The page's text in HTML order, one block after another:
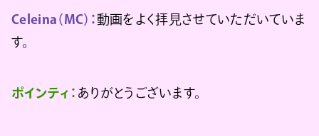
Celeina（MC）：動画をよく拝見させていただいていま
す。
ポインティ： ありがとうございます。